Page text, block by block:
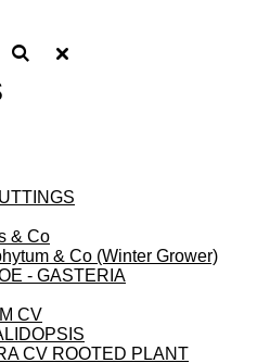
& Co
& Co (Winter Grower)
- GASTERIA
CV
CV ROOTED PLANT